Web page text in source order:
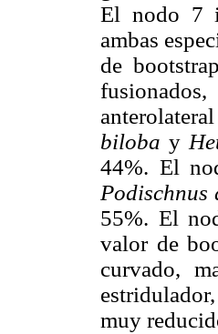
El nodo 7
ambas
de
biloba y
44%. El
Podischnus
55%. El
valor de
curvado,
muy